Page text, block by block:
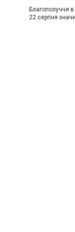
Благополуччя
22 серпня